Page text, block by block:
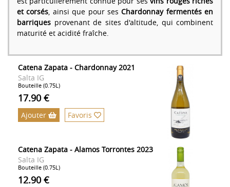
et corsés, ainsi que pour sesChardonnay fermentés en
barriques provenant de sites d'altitude, qui combinent
maturité et acidité fraîche.
Catena Zapata - Chardonnay 2021
Salta IG
Bouteille (0.75L)
17.90 €
Ajouter Favoris
Catena Zapata - Alamos Torrontes 2023
Salta IG
Bouteille (0.75L)
12.90 €